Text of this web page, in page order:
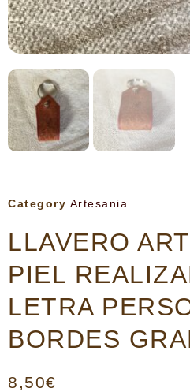
Category Artesania
LLAVERO
PIEL
LETRA
BORDES
8,50€